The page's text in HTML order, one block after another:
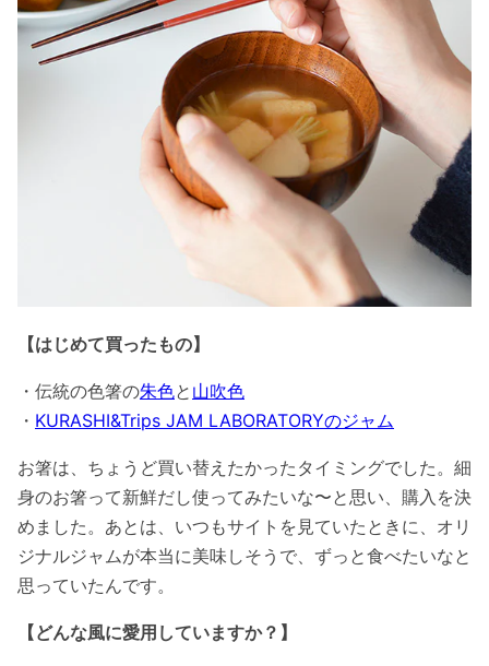
【はじめて買ったもの】
・伝統の色箸の朱色と 山吹色
・ KURASHI&Trips JAM LABORATORYのジャム
お箸は、ちょうど買い替えたかったタイミングでした。細
身のお箸って新鮮だし使ってみたいな〜と思い、購入を決
めました。あとは、いつもサイトを見ていたときに、オリ
ジナルジャムが本当に美味しそうで、ずっと食べたいなと
思っていたんです。
【どんな風に愛用していますか？】